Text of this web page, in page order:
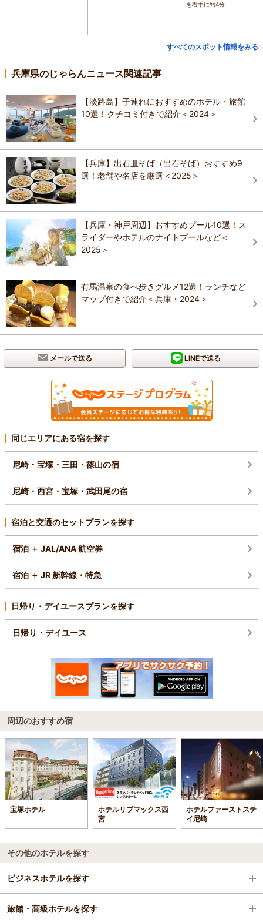
を右手に約4分
すべてのスポット情報をみる
兵庫県のじゃらんニュース関連記事
【淡路島】子連れにおすすめのホテル・旅館
10選！クチコミ付きで紹介＜2024＞
【兵庫】出石皿そば（出石そば）おすすめ9
選！老舗や名店を厳選＜2025＞
【兵庫・神戸周辺】おすすめプール10選！ス
ライダーやホテルのナイトプールなど＜
2025＞
有馬温泉の食べ歩きグルメ12選！ランチなど
マップ付きで紹介＜兵庫・2024＞
メールで送る LINEで送る
同じエリアにある宿を探す
尼崎・宝塚・三田・篠山の宿
尼崎・西宮・宝塚・武田尾の宿
宿泊と交通のセットプランを探す
宿泊 ＋ JAL/ANA 航空券
宿泊 ＋ JR 新幹線・特急
日帰り・デイユースプランを探す
日帰り・デイユース
周辺のおすすめ宿
宝塚ホテル
ホテルリブマックス西
宮
ホテルファーストステ
イ尼崎
その他のホテルを探す
ビジネスホテルを探す
兵庫県
旅館・高級ホテルを探す